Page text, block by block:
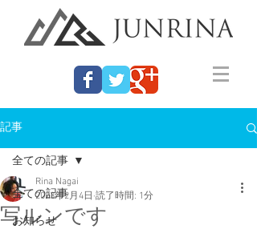
記事
全ての記事
お知らせ
全ての記事
写ルンです
Rina Nagai
2023年2月4日 読了時間: 1分